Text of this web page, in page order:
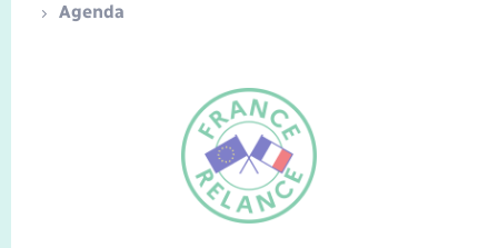
FR
Agenda